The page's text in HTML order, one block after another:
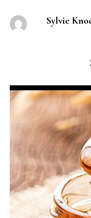
Sylvie